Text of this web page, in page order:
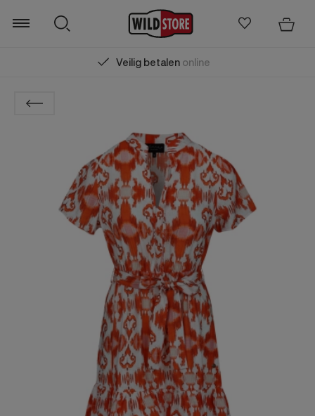
Veilig betalenonline
Zoeken